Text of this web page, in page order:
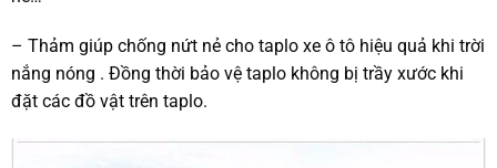
– Thảm giúp chống nứt nẻ cho taplo xe ô tô hiệu quả khi trời
nắng nóng . Đồng thời bảo vệ taplo không bị trầy xước khi
đặt các đồ vật trên taplo.